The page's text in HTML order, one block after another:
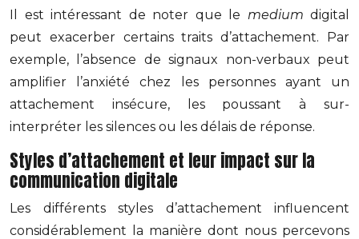
Il est intéressant de noter que le medium digital
peut exacerber certains traits d’attachement. Par
exemple, l’absence de signaux non-verbaux peut
amplifier l’anxiété chez les personnes ayant un
attachement insécure, les poussant à sur-
interpréter les silences ou les délais de réponse.
Styles d’attachement et leur impact sur la
communication digitale
Les différents styles d’attachement influencent
considérablement la manière dont nous percevons